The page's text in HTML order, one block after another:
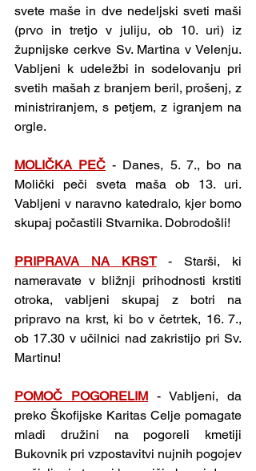
svete maše in dve nedeljski sveti maši
(prvo in tretjo v juliju, ob 10. uri) iz
župnijske cerkve Sv. Martina v Velenju.
Vabljeni k udeležbi in sodelovanju pri
svetih mašah z branjem beril, prošenj, z
ministriranjem, s petjem, z igranjem na
orgle.
MOLIČKA PEČ - Danes, 5. 7., bo na
Molički peči sveta maša ob 13. uri.
Vabljeni v naravno katedralo, kjer bomo
skupaj počastili Stvarnika. Dobrodošli!
PRIPRAVA NA KRST
- Starši, ki
nameravate v bližnji prihodnosti krstiti
otroka, vabljeni skupaj z botri na
pripravo na krst, ki bo v četrtek, 16. 7.,
ob 17.30 v učilnici nad zakristijo pri Sv.
Martinu!
POMOČ POGORELIM - Vabljeni, da
preko Škofijske Karitas Celje pomagate
mladi družini na pogoreli kmetiji
Bukovnik pri vzpostavitvi nujnih pogojev